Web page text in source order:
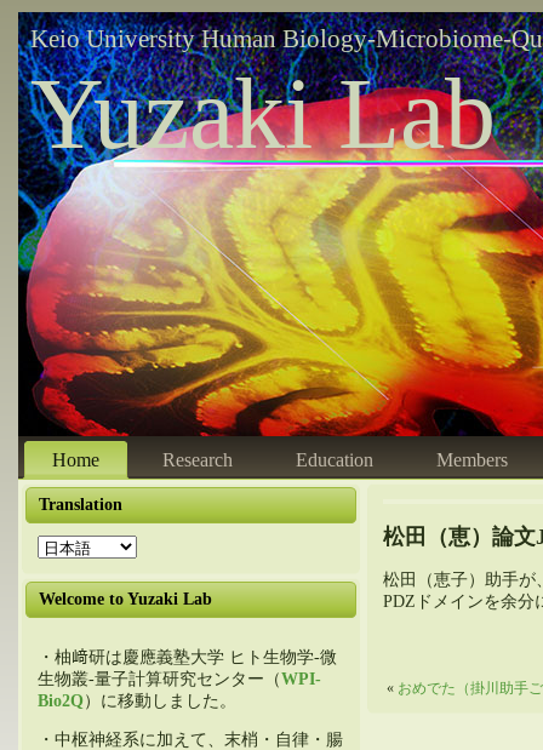
Keio University Human Biology-Microbiome-
Yuzaki Lab
Home Research Education Members
Translation
Welcome to Yuzaki Lab
・柚﨑研は慶應義塾大学 ヒト生物学-微
生物叢-量子計算研究センター（WPI-
Bio2Q）に移動しました。
・中枢神経系に加えて、末梢・自律・腸
松田（恵）論文
松田（恵子）助手が
PDZドメインを余分
« おめでた（掛川助手